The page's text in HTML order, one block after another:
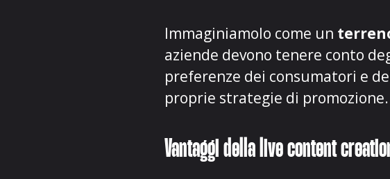
Immaginiamolo come un
aziende devono tenere conto
preferenze dei consumatori e
proprie strategie di promozione.
Vantaggi della live content